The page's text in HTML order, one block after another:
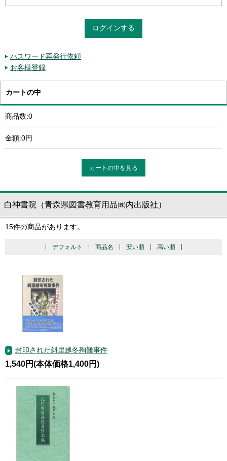
パスワード再発行依頼
お客様登録
カートの中
商品数:0
金額:0円
カートの中を見る
白神書院（青森県図書教育用品㈱内出版社）
15件の商品があります。
デフォルト 商品名 安い順 高い順
封印された斜里越冬殉難事件
1,540円(本体価格1,400円)